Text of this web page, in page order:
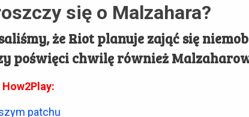
się o Malzahara?
że Riot planuje zająć się
poświęci chwilę również
patchu